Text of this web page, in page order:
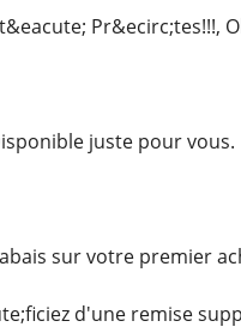
Pr&ecirc;tes!!!,
juste pour vous.
sur votre premier
d'une remise